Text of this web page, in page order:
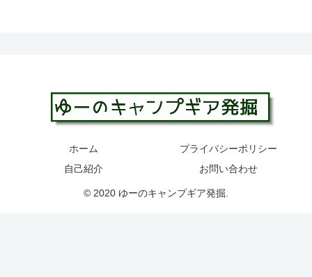
ホーム
プライバシーポリシー
自己紹介
お問い合わせ
© 2020 ゆーのキャンプギア発掘.